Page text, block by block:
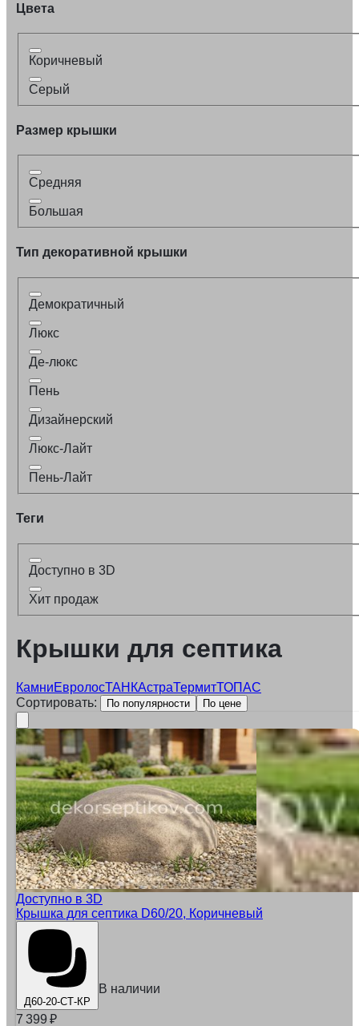
Цвета
Коричневый
Серый
Размер крышки
Средняя
Большая
Тип декоративной крышки
Демократичный
Люкс
Де-люкс
Пень
Дизайнерский
Люкс-Лайт
Пень-Лайт
Теги
Доступно в 3D
Хит продаж
Крышки для септика
КамниЕвролосТАНКАстраТермитТОПАС
Сортировать:
По популярности По цене
Доступно в 3D
Крышка для септика D60/20, Коричневый
Д60-20-СТ-КР
В наличии
7 399 ₽